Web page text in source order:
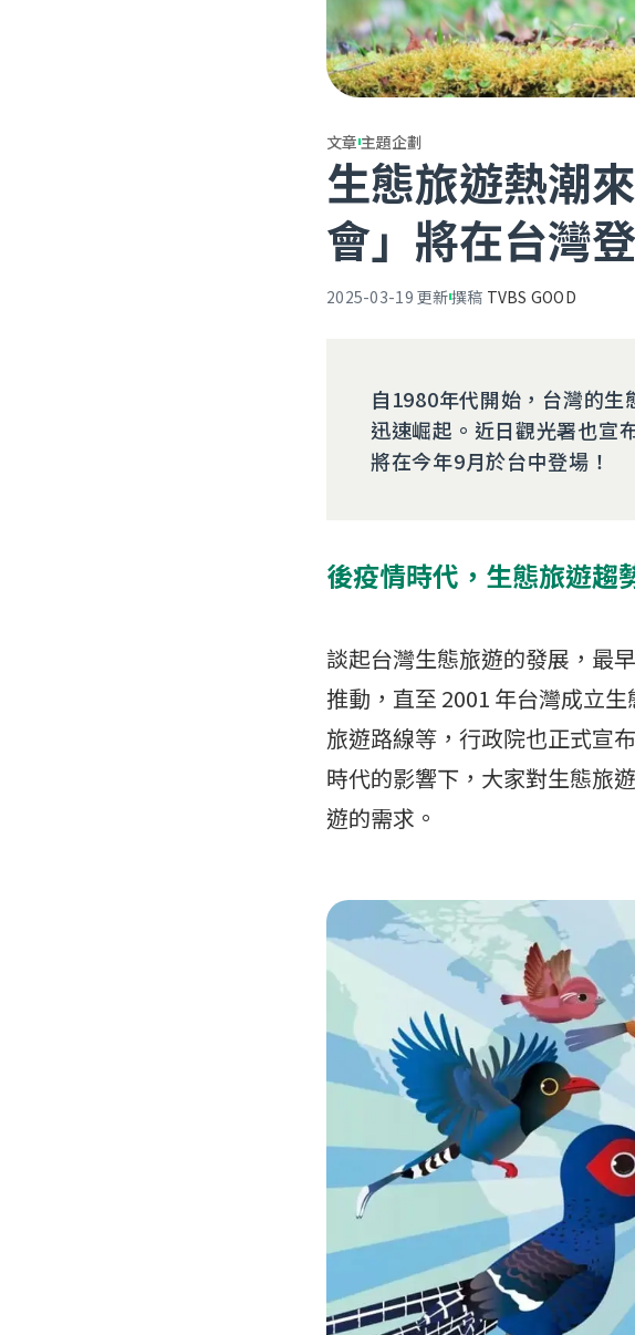
文章主題企劃
生態旅遊熱潮
會」將在台灣
2025-03-19 更新撰稿 TVBS GOOD
自1980年代開始，台灣的
迅速崛起。近日觀光署也宣
將在今年9月於台中登場！
後疫情時代，生態旅遊趨
談起台灣生態旅遊的發展，最
推動，直至 2001 年台灣成立
旅遊路線等，行政院也正式宣
時代的影響下，大家對生態旅
遊的需求。